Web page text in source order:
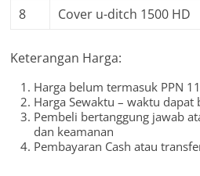
8
Cover u-ditch 1500 HD
Keterangan Harga:
Harga belum termasuk PPN
Harga Sewaktu – waktu
Pembeli bertanggung jawab
dan keamanan
Pembayaran Cash atau